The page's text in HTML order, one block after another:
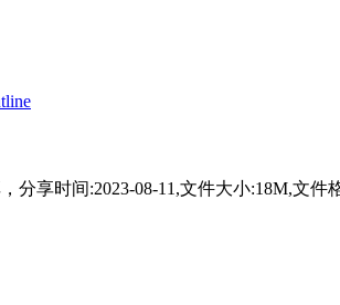
，分享时间:2023-08-11,文件大小:18M,